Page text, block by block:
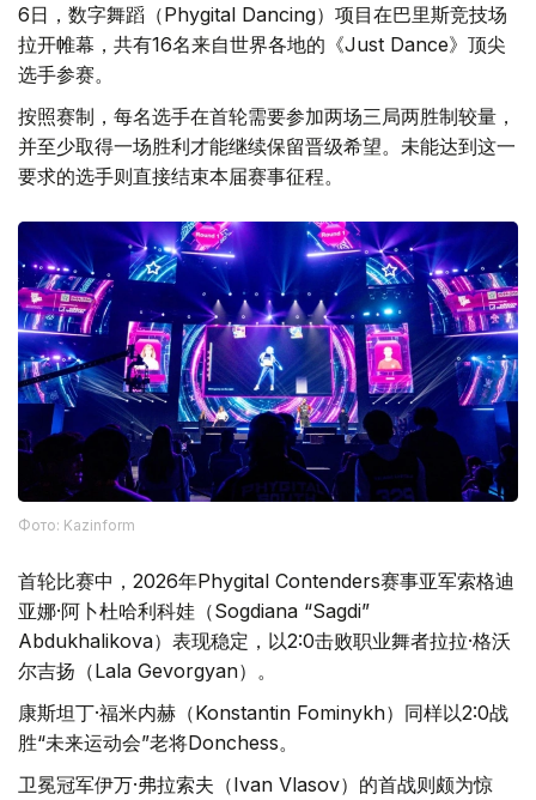
6日，数字舞蹈（Phygital Dancing）项目在巴里斯竞技场
拉开帷幕，共有16名来自世界各地的《Just Dance》顶尖
选手参赛。
按照赛制，每名选手在首轮需要参加两场三局两胜制较量，
并至少取得一场胜利才能继续保留晋级希望。未能达到这一
要求的选手则直接结束本届赛事征程。
Фото: Kazinform
首轮比赛中，2026年Phygital Contenders赛事亚军索格迪
亚娜·阿卜杜哈利科娃（Sogdiana “Sagdi”
Abdukhalikova）表现稳定，以2:0击败职业舞者拉拉·格沃
尔吉扬（Lala Gevorgyan）。
康斯坦丁·福米内赫（Konstantin Fominykh）同样以2:0战
胜“未来运动会”老将Donchess。
卫冕冠军伊万·弗拉索夫（Ivan Vlasov）的首战则颇为惊